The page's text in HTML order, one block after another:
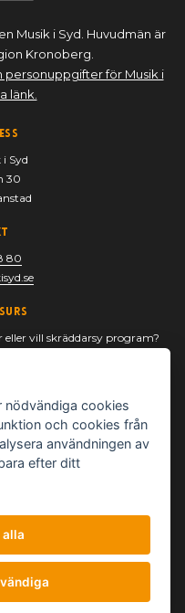
Musik i Syd. Huvudmän är
Kronoberg.
personuppgifter för Musik i
länk.
Syd
30
80
vill skräddarsy program?
här
nödvändiga cookies
och cookies från
användningen av
efter ditt
alla